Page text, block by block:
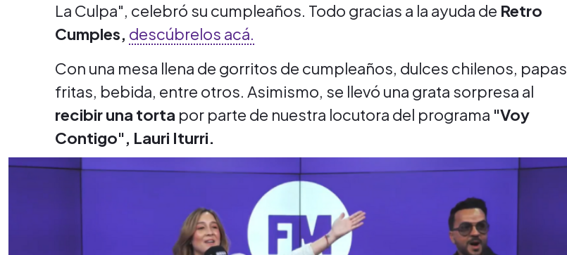
La Culpa", celebró su cumpleaños. Todo gracias a la ayuda de Retro
Cumples, descúbrelos acá.
Con una mesa llena de gorritos de cumpleaños, dulces chilenos, papas
fritas, bebida, entre otros. Asimismo, se llevó una grata sorpresa al
recibir una torta por parte de nuestra locutora del programa "Voy
Contigo", Lauri Iturri.